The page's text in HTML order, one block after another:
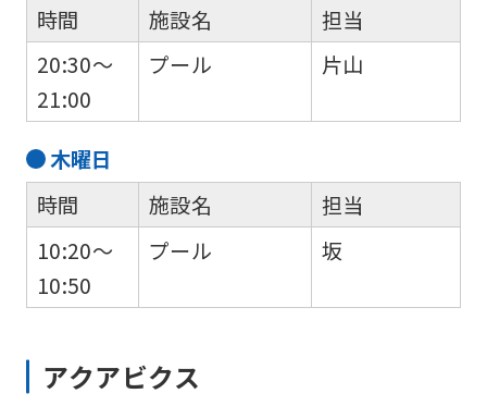
時間
20:30～
21:00
施設名
プール
担当
片山
木曜日
時間
10:20～
10:50
施設名
プール
担当
坂
アクアビクス
accurate
translation.
translation
differ
from